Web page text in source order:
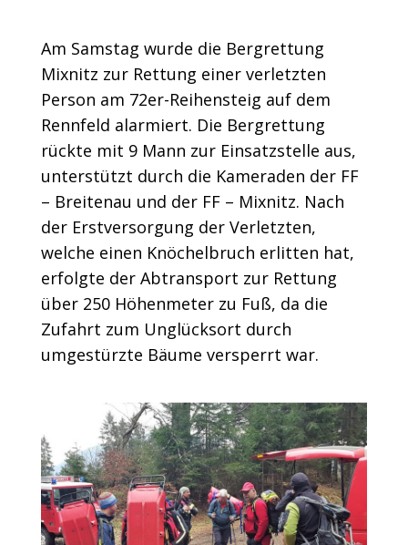
Am Samstag wurde die Bergrettung
Mixnitz zur Rettung einer verletzten
Person am 72er-Reihensteig auf dem
Rennfeld alarmiert. Die Bergrettung
rückte mit 9 Mann zur Einsatzstelle aus,
unterstützt durch die Kameraden der FF
– Breitenau und der FF – Mixnitz. Nach
der Erstversorgung der Verletzten,
welche einen Knöchelbruch erlitten hat,
erfolgte der Abtransport zur Rettung
über 250 Höhenmeter zu Fuß, da die
Zufahrt zum Unglücksort durch
umgestürzte Bäume versperrt war.